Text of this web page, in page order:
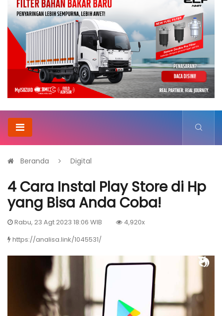
Beranda Digital
4 Cara Instal Play Store di Hp
yang Bisa Anda Coba!
Rabu, 23 Agt 2023 18:06 WIB
4,920x
https://analisa.link/1045531/